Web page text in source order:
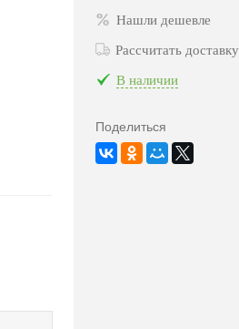
Нашли дешевле
Рассчитать доставку
В наличии
Поделиться